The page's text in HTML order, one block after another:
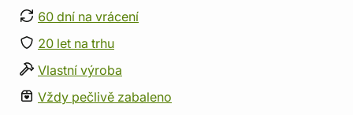
60 dní na vrácení
20 let na trhu
Vlastní výroba
Vždy pečlivě zabaleno